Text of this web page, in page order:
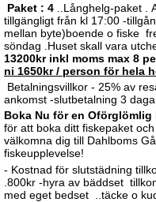
Paket : 4 ..Långhelg-paket
tillgängligt från kl 17:00 -
mellan byte)boende o fiske
söndag .Huset skall vara
13200kr inkl moms max 8
ni 1650kr / person för hela
Betalningsvillkor - 25% av
ankomst -slutbetalning 3
Boka Nu för en
för att boka ditt fiskepaket
välkomna dig till Dahlboms
fiskeupplevelse!
- Kostnad för slutstädning
.800kr -hyra av bäddset
med eget bedset ..täcke o